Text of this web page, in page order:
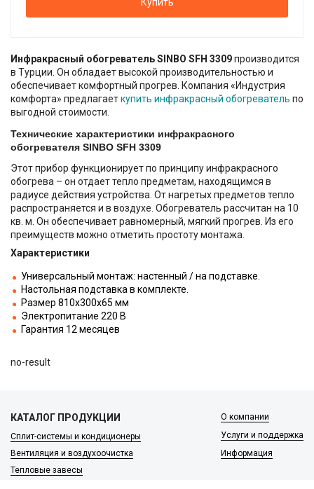
Купить
Инфракрасный обогреватель SINBO SFH 3309производится
в Турции. Он обладает высокой производительностью и
обеспечивает комфортный прогрев. Компания «Индустрия
комфорта» предлагаеткупить инфракрасный обогреватель по
выгодной стоимости.
Технические характеристики инфракрасного
обогревателя SINBO SFH 3309
Этот прибор функционирует по принципу инфракрасного
обогрева – он отдает тепло предметам, находящимся в
радиусе действия устройства. От нагретых предметов тепло
распространяется и в воздухе. Обогреватель рассчитан на 10
кв. м. Он обеспечивает равномерный, мягкий прогрев. Из его
преимуществ можно отметить простоту монтажа.
Характеристики
Универсальный монтаж: настенный / на подставке.
Настольная подставка в комплекте.
Размер 810х300х65 мм
Электропитание 220 В
Гарантия 12 месяцев
no-result
КАТАЛОГ ПРОДУКЦИИ
Сплит-системы и кондиционеры
Вентиляция и воздухоочистка
Тепловые завесы
О компании
Услуги и поддержка
Информация